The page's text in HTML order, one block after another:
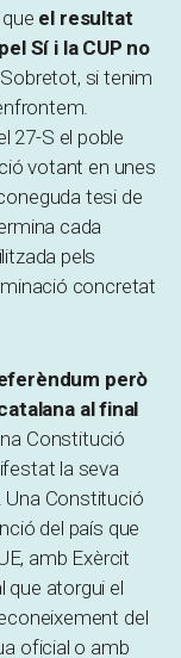
el resultat
Sí i la CUP no
si tenim
27-S el poble
votant en unes
tesi de
cada
pels
concretat
però
al final
Constitució
la seva
Una Constitució
del país que
amb Exèrcit
que atorgui el
del
oficial o amb